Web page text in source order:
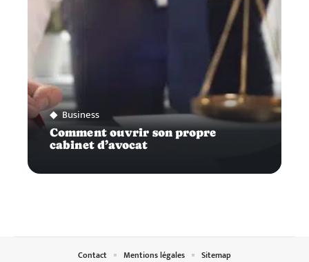
Business
Comment ouvrir son propre
cabinet d’avocat
Contact Mentions légales Sitemap